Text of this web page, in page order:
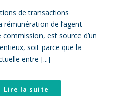
de transactions
rémunération de l’agent
est source d’un
soit parce que la
entre [...]
Lire la suite